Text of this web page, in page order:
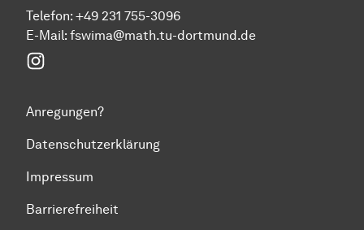
Telefon: +49 231 755-3096
E-Mail: fswima@math.tu-dortmund.de
Anregungen?
Datenschutzerklärung
Impressum
Barrierefreiheit